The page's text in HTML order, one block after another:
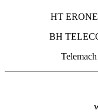
HT
BH